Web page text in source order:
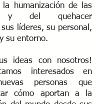
la humanización de las
y del quehacer
líderes, su personal,
su entorno.
ideas con nosotros!
interesados ​​en
personas que
cómo aportan a la